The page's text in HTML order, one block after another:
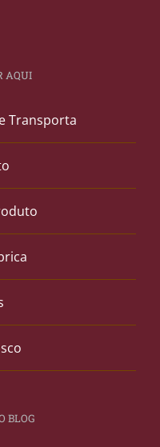
AQUI
Transporta
BLOG